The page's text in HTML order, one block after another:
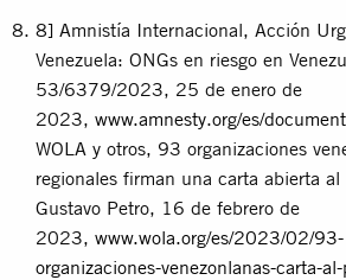
8] Amnistía Internacional, Acción
Venezuela: ONGs en riesgo en
53/6379/2023, 25 de enero de
2023, www.amnesty.org/es/
WOLA y otros, 93 organizaciones
regionales firman una carta abierta
Gustavo Petro, 16 de febrero de
2023, www.wola.org/es/2023/02/93-
organizaciones-venezonlanas-carta-